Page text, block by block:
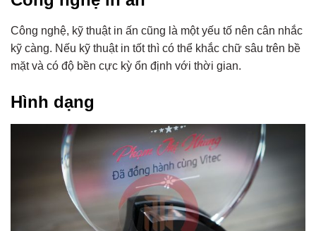
Công nghệ, kỹ thuật in ấn cũng là một yếu tố nên cân nhắc
kỹ càng. Nếu kỹ thuật in tốt thì có thể khắc chữ sâu trên bề
mặt và có độ bền cực kỳ ổn định với thời gian.
Hình dạng